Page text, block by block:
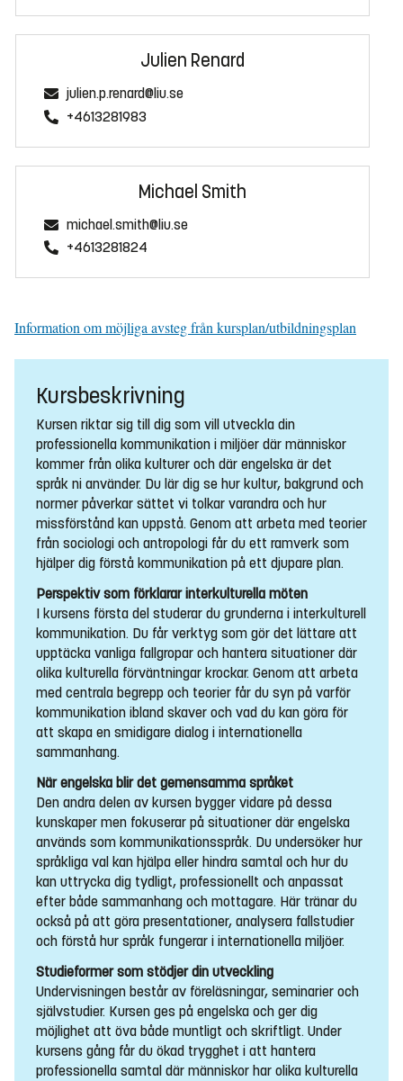
Julien Renard
julien.p.renard@liu.se
+4613281983
Michael Smith
michael.smith@liu.se
+4613281824
Information om möjliga avsteg från kursplan/utbildningsplan
Kursbeskrivning
Kursen riktar sig till dig som vill utveckla din
professionella kommunikation i miljöer där människor
kommer från olika kulturer och där engelska är det
språk ni använder. Du lär dig se hur kultur, bakgrund och
normer påverkar sättet vi tolkar varandra och hur
missförstånd kan uppstå. Genom att arbeta med teorier
från sociologi och antropologi får du ett ramverk som
hjälper dig förstå kommunikation på ett djupare plan.
Perspektiv som förklarar interkulturella möten
I kursens första del studerar du grunderna i interkulturell
kommunikation. Du får verktyg som gör det lättare att
upptäcka vanliga fallgropar och hantera situationer där
olika kulturella förväntningar krockar. Genom att arbeta
med centrala begrepp och teorier får du syn på varför
kommunikation ibland skaver och vad du kan göra för
att skapa en smidigare dialog i internationella
sammanhang.
När engelska blir det gemensamma språket
Den andra delen av kursen bygger vidare på dessa
kunskaper men fokuserar på situationer där engelska
används som kommunikationsspråk. Du undersöker hur
språkliga val kan hjälpa eller hindra samtal och hur du
kan uttrycka dig tydligt, professionellt och anpassat
efter både sammanhang och mottagare. Här tränar du
också på att göra presentationer, analysera fallstudier
och förstå hur språk fungerar i internationella miljöer.
Studieformer som stödjer din utveckling
Undervisningen består av föreläsningar, seminarier och
självstudier. Kursen ges på engelska och ger dig
möjlighet att öva både muntligt och skriftligt. Under
kursens gång får du ökad trygghet i att hantera
professionella samtal där människor har olika kulturella